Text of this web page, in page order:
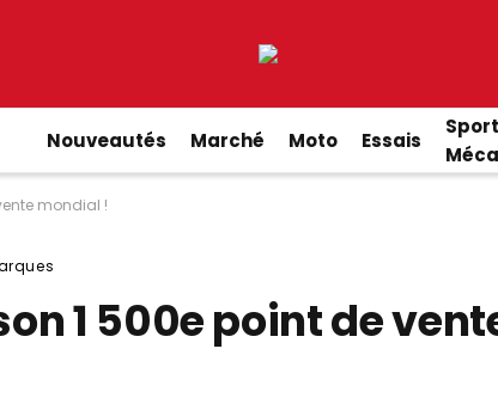
Nouveautés Marché Moto Essais
Sport
mondial !
1 500e point de